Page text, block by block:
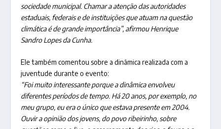
sociedade municipal. Chamar a atenção das autoridades
estaduais, federais e de instituições que atuam na questão
climática é de grande importância”, afirmou Henrique
Sandro Lopes da Cunha.
Ele também comentou sobre a dinâmica realizada com a
juventude durante o evento:
“Foi muito interessante porque a dinâmica envolveu
diferentes períodos de tempo. Há 20 anos, por exemplo, no
meu grupo, eu era o único que estava presente em 2004.
Ouvir a opinião dos jovens, do povo ribeirinho, sobre